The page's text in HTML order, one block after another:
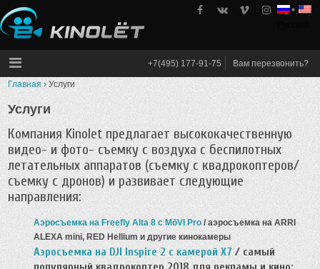
Skip
to
content
kinolet
+7(495) 177-91-75 Вам перезвонить?
Главная › Услуги
Услуги
Компания Kinolet предлагает высококачественную
видео- и фото- съемку с воздуха с беспилотных
летательных аппаратов (съемку с квадрокоптеров/
съемку с дронов) и развивает следующие
направления:
Аэросъемка на Freefly Alta 8 с MōVI Pro/ аэросъемка на ARRI
ALEXA mini, RED Hellium и другие кинокамеры
Аэросъемка на DJI Inspire 2 с камерой X7 / самый